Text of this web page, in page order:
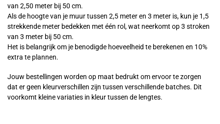
van 2,50 meter bij 50 cm.
Als de hoogte van je muur tussen 2,5 meter en 3 meter is, kun je 1,5
strekkende meter bedekken met één rol, wat neerkomt op 3 stroken
van 3 meter bij 50 cm.
Het is belangrijk om je benodigde hoeveelheid te berekenen en 10%
extra te plannen.
Jouw bestellingen worden op maat bedrukt om ervoor te zorgen
dat er geen kleurverschillen zijn tussen verschillende batches. Dit
voorkomt kleine variaties in kleur tussen de lengtes.